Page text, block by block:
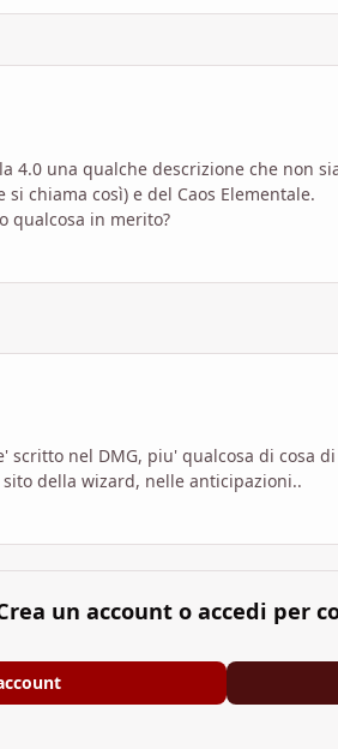
4.0 una qualche descrizione che non
chiama così) e del Caos Elementale.
qualcosa in merito?
scritto nel DMG, piu' qualcosa di cosa
della wizard, nelle anticipazioni..
un account o accedi per